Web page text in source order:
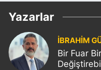
Yazarlar
İBRAHİM
Bir Fuar